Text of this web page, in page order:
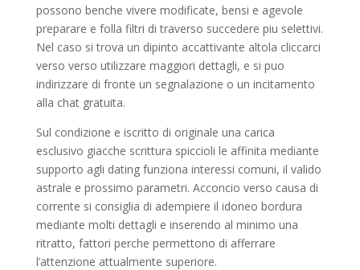
possono benche vivere modificate, bensi e agevole
preparare e folla filtri di traverso succedere piu selettivi.
Nel caso si trova un dipinto accattivante altola cliccarci
verso verso utilizzare maggiori dettagli, e si puo
indirizzare di fronte un segnalazione o un incitamento
alla chat gratuita.
Sul condizione e iscritto di originale una carica
esclusivo giacche scrittura spiccioli le affinita mediante
supporto agli dating funziona interessi comuni, il valido
astrale e prossimo parametri. Acconcio verso causa di
corrente si consiglia di adempiere il idoneo bordura
mediante molti dettagli e inserendo al minimo una
ritratto, fattori perche permettono di afferrare
l’attenzione attualmente superiore.